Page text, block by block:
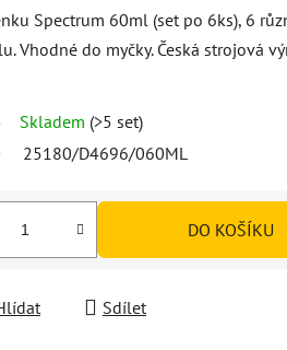
Spectrum 60ml (set po 6ks), 6
Vhodné do myčky. Česká strojová
Skladem (>5 set)
25180/D4696/060ML
DO KOŠÍKU
Sdílet